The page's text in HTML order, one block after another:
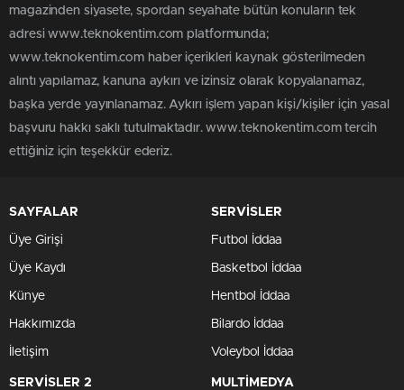
magazinden siyasete, spordan seyahate bütün konuların tek
adresi www.teknokentim.com platformunda;
www.teknokentim.com haber içerikleri kaynak gösterilmeden
alıntı yapılamaz, kanuna aykırı ve izinsiz olarak kopyalanamaz,
başka yerde yayınlanamaz. Aykırı işlem yapan kişi/kişiler için yasal
başvuru hakkı saklı tutulmaktadır. www.teknokentim.com tercih
ettiğiniz için teşekkür ederiz.
SAYFALAR
Üye Girişi
Üye Kaydı
Künye
Hakkımızda
İletişim
SERVİSLER
Futbol İddaa
Basketbol İddaa
Hentbol İddaa
Bilardo İddaa
Voleybol İddaa
SERVİSLER 2 MULTİMEDYA